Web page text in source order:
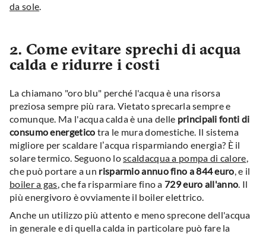
da sole.
2. Come evitare sprechi di acqua
calda e ridurre i costi
La chiamano "oro blu" perché l'acqua è una risorsa
preziosa sempre più rara. Vietato sprecarla sempre e
comunque. Ma l'acqua calda è una delle principali fonti di
consumo energetico tra le mura domestiche. Il sistema
migliore per scaldare l’acqua risparmiando energia? È il
solare termico. Seguono loscaldacqua a pompa di calore,
che può portare a un risparmio annuo fino a 844 euro, e il
boiler a gas, che fa risparmiare fino a 729 euro all'anno. Il
più energivoro è ovviamente il boiler elettrico.
Anche un utilizzo più attento e meno sprecone dell'acqua
in generale e di quella calda in particolare può fare la